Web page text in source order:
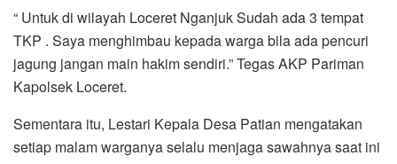
“ Untuk di wilayah Loceret Nganjuk Sudah ada 3 tempat
TKP . Saya menghimbau kepada warga bila ada pencuri
jagung jangan main hakim sendiri.” Tegas AKP Pariman
Kapolsek Loceret.
Sementara itu, Lestari Kepala Desa Patian mengatakan
setiap malam warganya selalu menjaga sawahnya saat ini